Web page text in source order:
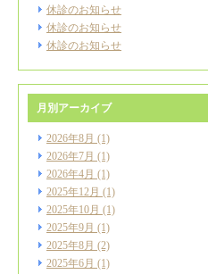
休診のお知らせ
休診のお知らせ
休診のお知らせ
月別アーカイブ
2026年8月 (1)
2026年7月 (1)
2026年4月 (1)
2025年12月 (1)
2025年10月 (1)
2025年9月 (1)
2025年8月 (2)
2025年6月 (1)